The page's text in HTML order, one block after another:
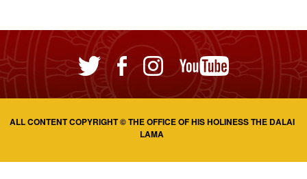
ALL CONTENT COPYRIGHT © THE OFFICE OF HIS HOLINESS THE DALAI
LAMA